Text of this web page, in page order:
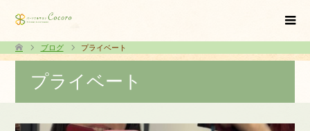
ブログ プライベート
プライベート